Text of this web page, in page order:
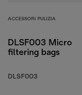
ACCESSORI PULIZIA
DLSF003 Micro
filtering bags
DLSF003